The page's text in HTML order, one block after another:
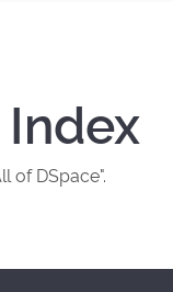
of DSpace".